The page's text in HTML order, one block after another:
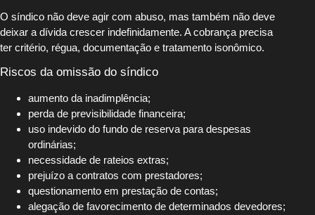
O síndico não deve agir com abuso, mas também não deve
deixar a dívida crescer indefinidamente. A cobrança precisa
ter critério, régua, documentação e tratamento isonômico.
Riscos da omissão do síndico
aumento da inadimplência;
perda de previsibilidade financeira;
uso indevido do fundo de reserva para despesas
ordinárias;
necessidade de rateios extras;
prejuízo a contratos com prestadores;
questionamento em prestação de contas;
alegação de favorecimento de determinados devedores;